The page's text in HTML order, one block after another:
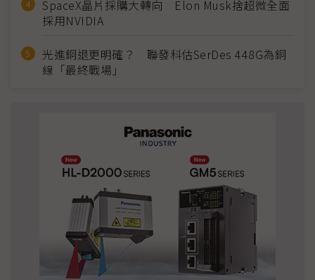
SpaceX晶片採購大轉向 Elon Musk捨超微全面
採用NVIDIA
光進銅退更明確？ 聯發科估SerDes 448G為銅
線「最終戰場」